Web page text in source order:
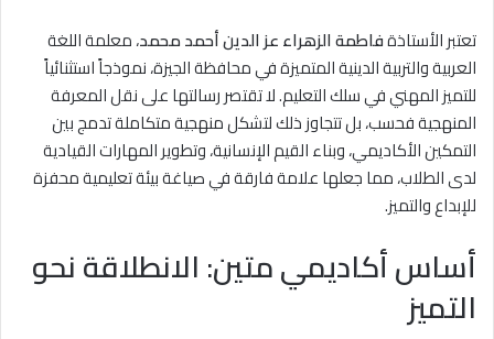
تعتبر الأستاذةفاطمة الزهراء عز الدين أحمد محمد، معلمة اللغة
العربية والتربية الدينية المتميزة في محافظة الجيزة، نموذجاً استثنائياً
للتميز المهني في سلك التعليم. لا تقتصر رسالتها على نقل المعرفة
المنهجية فحسب، بل تتجاوز ذلك لتشكل منهجية متكاملة تدمج بين
التمكين الأكاديمي، وبناء القيم الإنسانية، وتطوير المهارات القيادية
لدى الطلاب، مما جعلها علامة فارقة في صياغة بيئة تعليمية محفزة
للإبداع والتميز.
أساس أكاديمي متين: الانطلاقة نحو
التميز